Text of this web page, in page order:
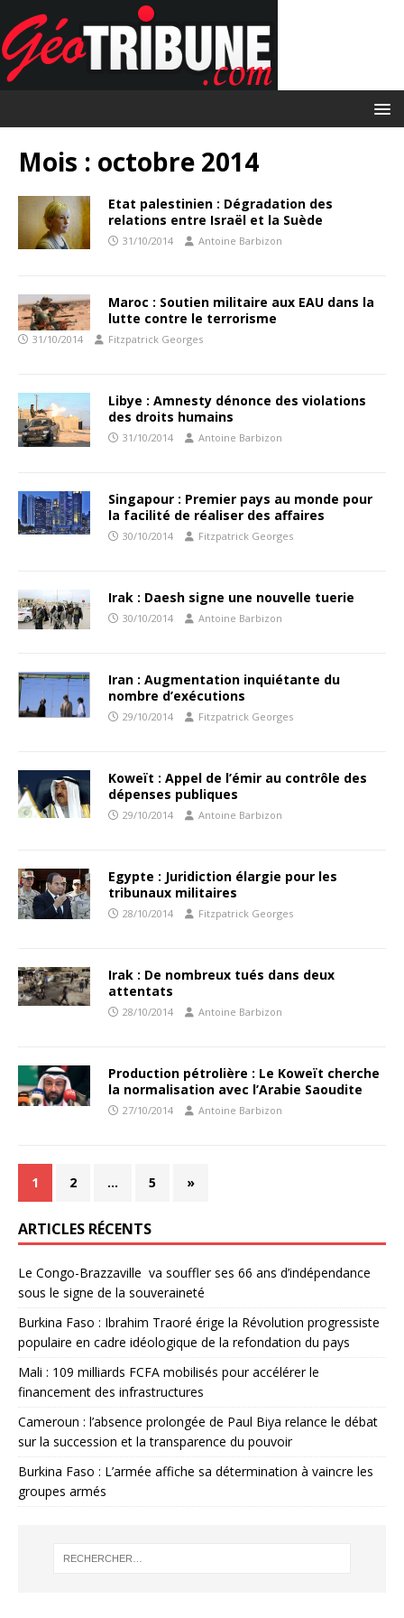
Mois : octobre 2014
Etat palestinien : Dégradation des
relations entre Israël et la Suède
31/10/2014 Antoine Barbizon
Maroc : Soutien militaire aux EAU dans la
lutte contre le terrorisme
31/10/2014 Fitzpatrick Georges
Libye : Amnesty dénonce des violations
des droits humains
31/10/2014 Antoine Barbizon
Singapour : Premier pays au monde pour
la facilité de réaliser des affaires
30/10/2014 Fitzpatrick Georges
Irak : Daesh signe une nouvelle tuerie
30/10/2014 Antoine Barbizon
Iran : Augmentation inquiétante du
nombre d’exécutions
29/10/2014 Fitzpatrick Georges
Koweït : Appel de l’émir au contrôle des
dépenses publiques
29/10/2014 Antoine Barbizon
Egypte : Juridiction élargie pour les
tribunaux militaires
28/10/2014 Fitzpatrick Georges
Irak : De nombreux tués dans deux
attentats
28/10/2014 Antoine Barbizon
Production pétrolière : Le Koweït cherche
la normalisation avec l’Arabie Saoudite
27/10/2014 Antoine Barbizon
1 2 … 5 »
ARTICLES RÉCENTS
Le Congo-Brazzaville va souffler ses 66 ans d’indépendance
sous le signe de la souveraineté
Burkina Faso : Ibrahim Traoré érige la Révolution progressiste
populaire en cadre idéologique de la refondation du pays
Mali : 109 milliards FCFA mobilisés pour accélérer le
financement des infrastructures
Cameroun : l’absence prolongée de Paul Biya relance le débat
sur la succession et la transparence du pouvoir
Burkina Faso : L’armée affiche sa détermination à vaincre les
groupes armés